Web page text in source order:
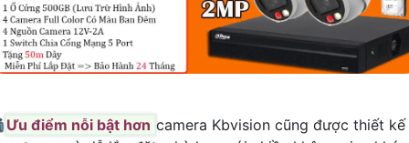
Ưu điểm nỗi bật hơn camera Kbvision cũng được thiết kế